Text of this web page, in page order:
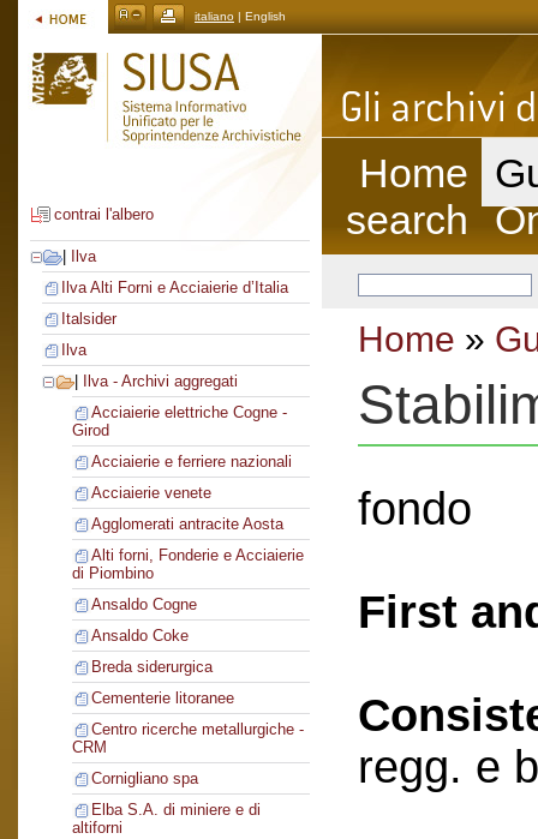
italiano | English
contrai l'albero
Ilva
Ilva Alti Forni e Acciaierie d’Italia
Italsider
Ilva
Ilva - Archivi aggregati
Acciaierie elettriche Cogne -
Girod
Acciaierie e ferriere nazionali
Acciaierie venete
Agglomerati antracite Aosta
Alti forni, Fonderie e Acciaierie
di Piombino
Ansaldo Cogne
Ansaldo Coke
Breda siderurgica
Cementerie litoranee
Centro ricerche metallurgiche -
CRM
Cornigliano spa
Elba S.A. di miniere e di
altiforni
Home
search
Home »
fondo
First
regg. e